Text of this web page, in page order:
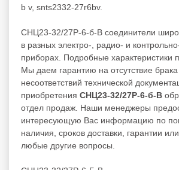
b v, snts2332-27r6bv.
СНЦ23-32/27Р-6-б-В соединители
в разных электро-, радио- и
приборах. Подробные характеристики
Мы даем гарантию на отсутствие брака
несоответствий технической
приобретения СНЦ23-32/27Р-6-б-В
отдел продаж. Наши менеджеры
интересующую Вас информацию по
наличия, сроков доставки, гарантии
любые другие вопросы.